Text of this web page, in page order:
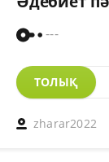
---
ТОЛЫҚ
zharar2022